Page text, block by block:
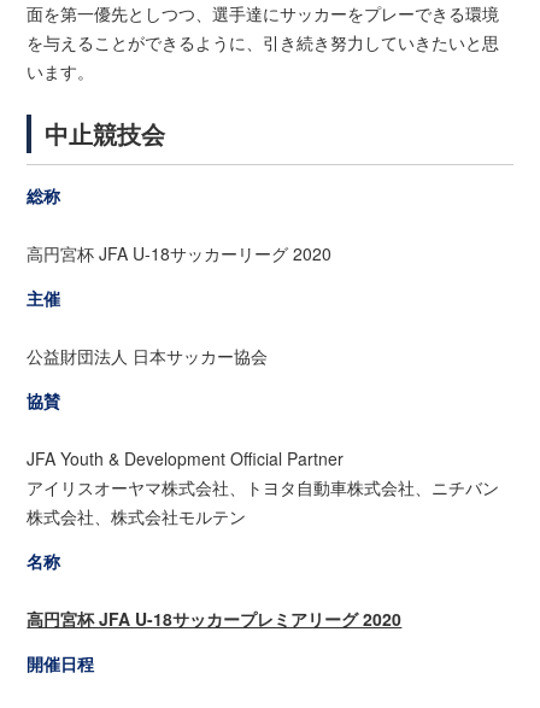
面を第一優先としつつ、選手達にサッカーをプレーできる環境
を与えることができるように、引き続き努力していきたいと思
います。
中止競技会
総称
高円宮杯 JFA U-18サッカーリーグ 2020
主催
公益財団法人 日本サッカー協会
協賛
JFA Youth & Development Official Partner
アイリスオーヤマ株式会社、トヨタ自動車株式会社、ニチバン
株式会社、株式会社モルテン
名称
高円宮杯 JFA U-18サッカープレミアリーグ 2020
開催日程